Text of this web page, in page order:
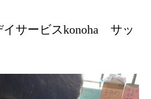
サービスkonoha サッ